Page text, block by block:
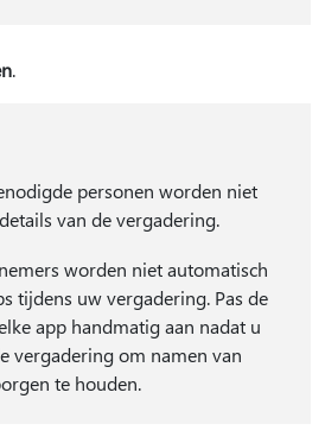
.
personen worden niet
van de vergadering.
worden niet automatisch
tijdens uw vergadering. Pas de
app handmatig aan nadat u
vergadering om namen van
te houden.